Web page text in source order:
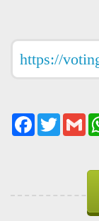
TwitterGmail